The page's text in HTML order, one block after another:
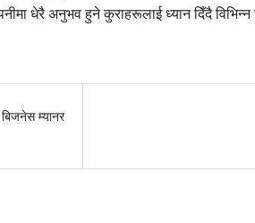
धेरै अनुभव हुने कुराहरूलाई ध्यान दिँदै
म्यानर